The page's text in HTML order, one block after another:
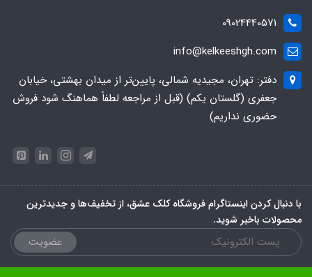
09024440571
info@kelkeeshgh.com
دفتر: تهران، مجیدیه شمالی، پایین‌تر از میدان بهشتی، خیابان
جعفری (گلستان یکم) (قبل از مراجعه لطفاً هماهنگ شود فروش
حضوری نداریم)
با دنبال کردن اینستاگرام فروشگاه کلک عشق، از تخفیف‌ها و جدیدترین‌
محصولات باخبر شوید.
عضویت